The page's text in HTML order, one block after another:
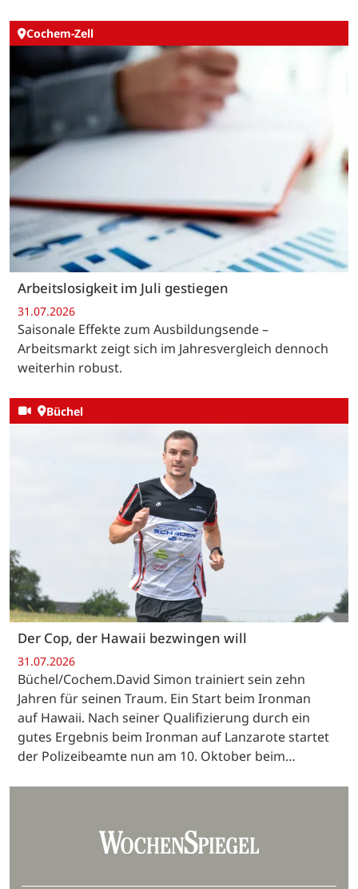
Cochem-Zell
Arbeitslosigkeit im Juli gestiegen
31.07.2026
Saisonale Effekte zum Ausbildungsende –
Arbeitsmarkt zeigt sich im Jahresvergleich dennoch
weiterhin robust.
Büchel
Der Cop, der Hawaii bezwingen will
31.07.2026
Büchel/Cochem.David Simon trainiert sein zehn
Jahren für seinen Traum. Ein Start beim Ironman
auf Hawaii. Nach seiner Qualifizierung durch ein
gutes Ergebnis beim Ironman auf Lanzarote startet
der Polizeibeamte nun am 10. Oktober beim…